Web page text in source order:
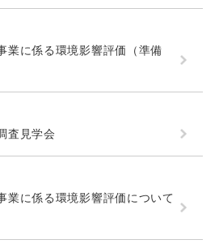
業に係る環境影響評価（準備
査見学会
業に係る環境影響評価について